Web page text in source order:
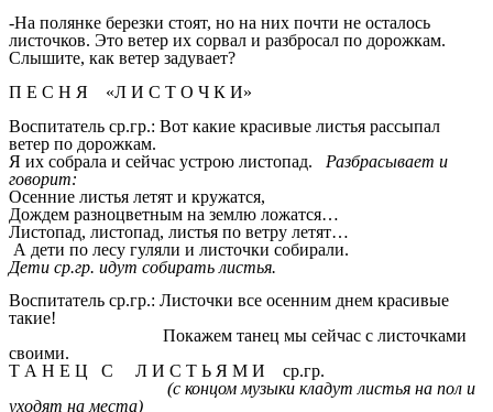
-На полянке березки стоят, но на них почти не осталось
листочков. Это ветер их сорвал и разбросал по дорожкам.
Слышите, как ветер задувает?
П Е С Н Я «Л И С Т О Ч К И»
Воспитатель ср.гр.: Вот какие красивые листья рассыпал
ветер по дорожкам.
Я их собрала и сейчас устрою листопад. Разбрасывает и
говорит:
Осенние листья летят и кружатся,
Дождем разноцветным на землю ложатся…
Листопад, листопад, листья по ветру летят…
А дети по лесу гуляли и листочки собирали.
Дети ср.гр. идут собирать листья.
Воспитатель ср.гр.: Листочки все осенним днем красивые
такие!
Покажем танец мы сейчас с листочками
своими.
Т А Н Е Ц С Л И С Т Ь Я М И ср.гр.
(с концом музыки кладут листья на пол и
уходят на места)